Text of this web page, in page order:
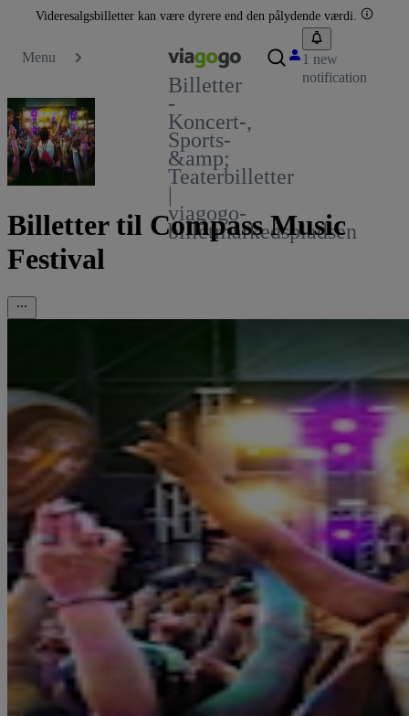
Videresalgsbilletter kan være dyrere end den pålydende værdi.
Menu
Billetter
-
Koncert-,
Sports-
&amp;
Teaterbilletter
|
viagogo-
billetmarkedspladsen
1 new
notification
Billetter til Compass Music
Festival